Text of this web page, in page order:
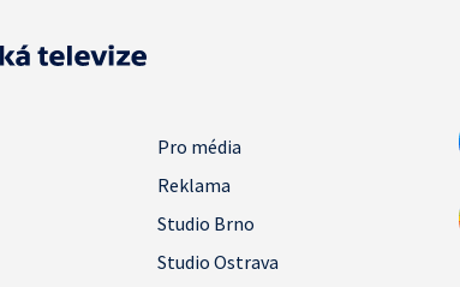
Pro média
Reklama
Studio Brno
Studio Ostrava